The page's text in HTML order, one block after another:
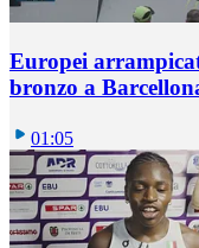
Europei
bronzo a
01:05